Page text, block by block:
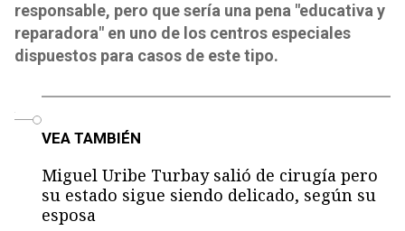
responsable, pero que sería una pena "educativa y
reparadora" en uno de los centros especiales
dispuestos para casos de este tipo.
VEA TAMBIÉN
Miguel Uribe Turbay salió de cirugía pero
su estado sigue siendo delicado, según su
esposa